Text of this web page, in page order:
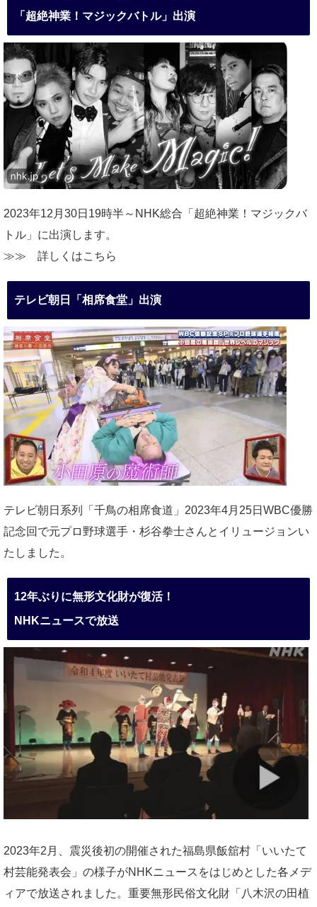
「超絶神業！マジックバトル」出演
2023年12月30日19時半～NHK総合「超絶神業！マジックバ
トル」に出演します。
≫≫ 詳しくはこちら
テレビ朝日「相席食堂」出演
テレビ朝日系列「千鳥の相席食道」2023年4月25日WBC優勝
記念回で元プロ野球選手・杉谷拳士さんとイリュージョンい
たしました。
12年ぶりに無形文化財が復活！
NHKニュースで放送
2023年2月、震災後初の開催された福島県飯舘村「いいたて
村芸能発表会」の様子がNHKニュースをはじめとした各メデ
ィアで放送されました。重要無形民俗文化財「八木沢の田植